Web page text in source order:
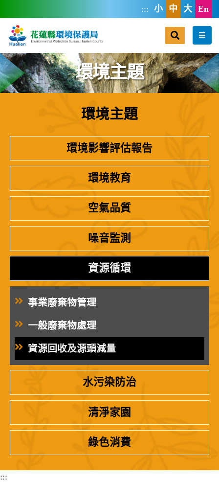
::: 小 中 大 En
選單
環境主題
環境主題
環境影響評估報告
環境教育
空氣品質
噪音監測
資源循環
事業廢棄物管理
一般廢棄物處理
資源回收及源頭減量
水污染防治
清淨家園
綠色消費
:::